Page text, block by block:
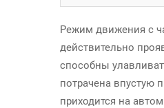
Режим движения с
действительно
способны
потрачена впустую
приходится на